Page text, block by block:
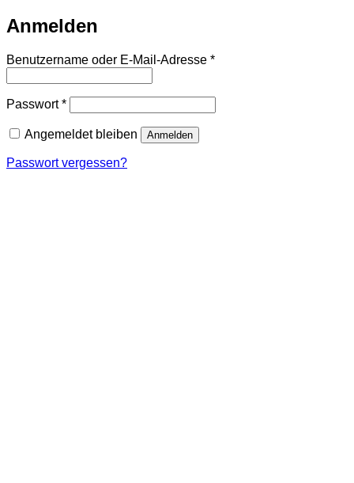
Anmelden
Benutzername oder E-Mail-Adresse *Erforderlich
Passwort*Erforderlich
Angemeldet bleiben Anmelden
Passwort vergessen?